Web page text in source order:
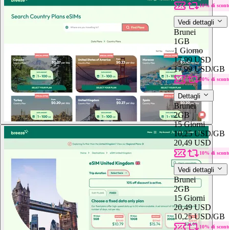
10% di
Vedi dettagli
Brunei
1GB
1 Giorno
17,99 USD
17,99 USD/GB
10% di
Dettagli
Brunei
2GB
15 Giorni
10,25 USD/GB
20,49 USD
10% di
Vedi dettagli
Brunei
2GB
15 Giorni
20,49 USD
10,25 USD/GB
10% di